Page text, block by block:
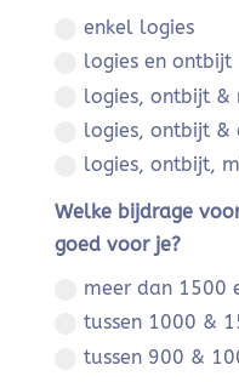
enkel logies
logies en ontbijt
logies, ontbijt &
logies, ontbijt &
logies, ontbijt,
Welke bijdrage
goed voor je?
meer dan 1500
tussen 1000 &
tussen 900 &